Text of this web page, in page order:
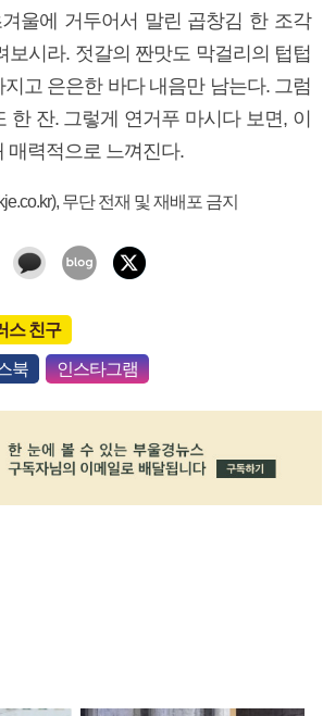
울에 거두어서 말린 곱창김 한 조각
보시라. 젓갈의 짠맛도 막걸리의 텁텁
고 은은한 바다 내음만 남는다. 그럼
한 잔. 그렇게 연거푸 마시다 보면, 이
매력적으로 느껴진다.
무단 전재 및 재배포 금지
스 친구
북 인스타그램